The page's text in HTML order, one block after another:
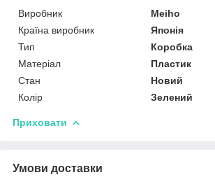
Виробник
Meiho
Країна виробник
Японія
Тип
Коробка
Матеріал
Пластик
Стан
Новий
Колір
Зелений
Приховати
Умови доставки